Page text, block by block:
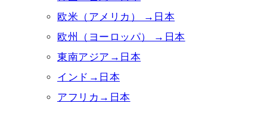
欧米（アメリカ） →日本
欧州（ヨーロッパ） →日本
東南アジア→日本
インド→日本
アフリカ→日本